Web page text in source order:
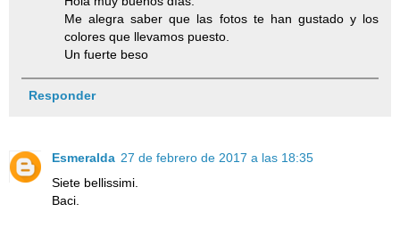
Me alegra saber que las fotos te han gustado y los
colores que llevamos puesto.
Un fuerte beso
Responder
Esmeralda 27 de febrero de 2017 a las 18:35
Siete bellissimi.
Baci.